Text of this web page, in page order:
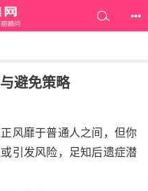
•••
避免策略
风靡于普通人之间，但你
引发风险，足知后遗症潜